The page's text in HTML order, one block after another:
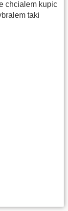
chcialem kupic
taki